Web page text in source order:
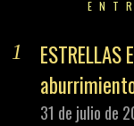
31 de julio de